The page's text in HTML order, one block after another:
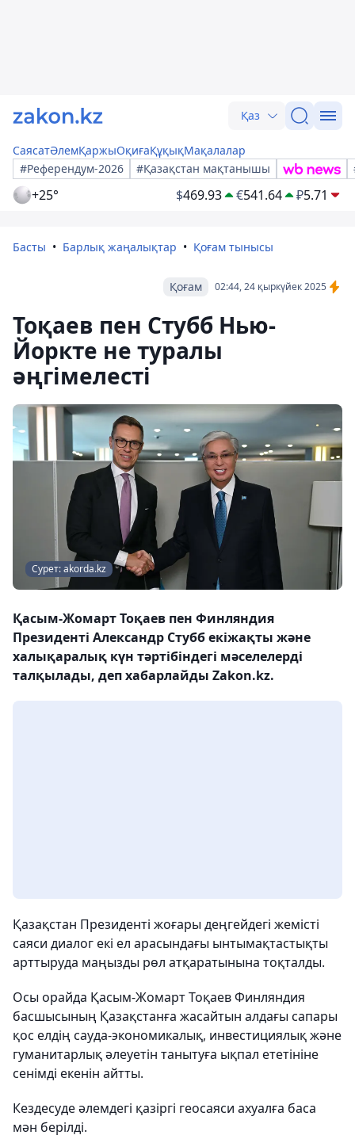
Қаз
СаясатӘлемҚаржыОқиғаҚұқықМақалалар
#Референдум-2026
#Қазақстан мақтанышы
+25° $469.93 €541.64 ₽5.71
Басты Барлық жаңалықтар Қоғам тынысы
02:44, 24 қыркүйек 2025
Қоғам
Тоқаев пен Стубб Нью-
Йоркте не туралы
әңгімелесті
Сурет: akorda.kz
Қасым-Жомарт Тоқаев пен Финляндия
Президенті Александр Стубб екіжақты және
халықаралық күн тәртібіндегі мәселелерді
талқылады, деп хабарлайды Zakon.kz.
Қазақстан Президенті жоғары деңгейдегі жемісті
саяси диалог екі ел арасындағы ынтымақтастықты
арттыруда маңызды рөл атқаратынына тоқталды.
Осы орайда Қасым-Жомарт Тоқаев Финляндия
басшысының Қазақстанға жасайтын алдағы сапары
қос елдің сауда-экономикалық, инвестициялық және
гуманитарлық әлеуетін танытуға ықпал ететініне
сенімді екенін айтты.
Кездесуде әлемдегі қазіргі геосаяси ахуалға баса
мән берілді.